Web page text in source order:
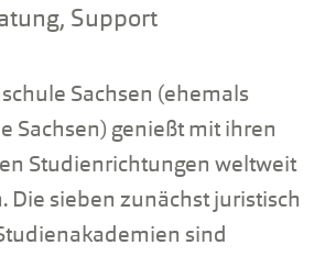
Support
Sachsen (ehemals
Sachsen) genießt mit ihren
Studienrichtungen weltweit
Die sieben zunächst juristisch
sind